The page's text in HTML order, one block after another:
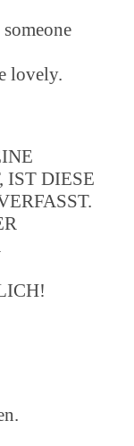
lovely.
IST DIESE